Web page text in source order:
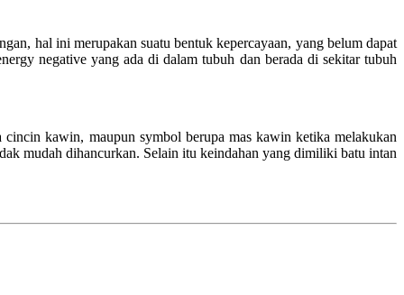
hal ini merupakan suatu bentuk kepercayaan, yang belum dapat
negative yang ada di dalam tubuh dan berada di sekitar tubuh
kawin, maupun symbol berupa mas kawin ketika melakukan
mudah dihancurkan. Selain itu keindahan yang dimiliki batu intan